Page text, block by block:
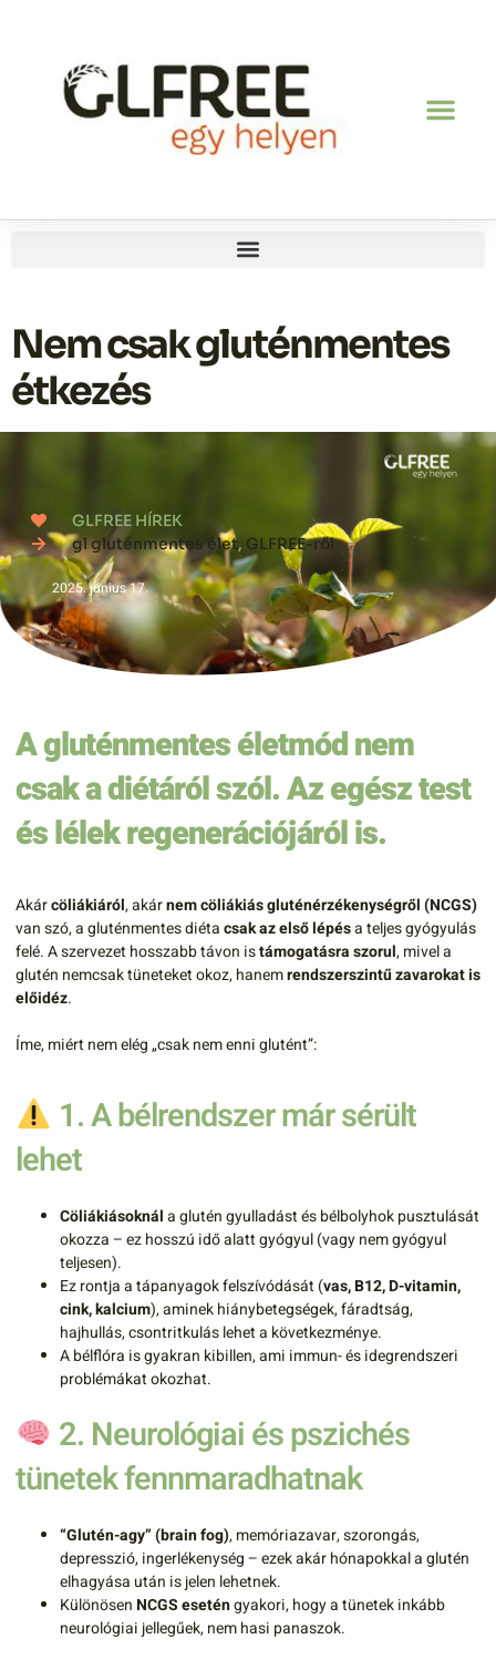
Nem csak gluténmentes
étkezés
GLFREE HÍREK
gl gluténmentes élet, GLFREE-ről
2025. június 17.
A gluténmentes életmód nem
csak a diétáról szól. Az egész test
és lélek regenerációjáról is.
Akárcöliákiáról, akárnem cöliákiás gluténérzékenységről (NCGS)
van szó, a gluténmentes diétacsak az első lépésa teljes gyógyulás
felé. A szervezet hosszabb távon istámogatásra szorul, mivel a
glutén nemcsak tüneteket okoz, hanemrendszerszintű zavarokat is
előidéz.
Íme, miért nem elég „csak nem enni glutént”:
1. A bélrendszer már sérült
lehet
Cöliákiásoknála glutén gyulladást és bélbolyhok pusztulását
okozza – ez hosszú idő alatt gyógyul (vagy nem gyógyul
teljesen).
Ez rontja a tápanyagok felszívódását (vas, B12, D-vitamin,
cink, kalcium), aminek hiánybetegségek, fáradtság,
hajhullás, csontritkulás lehet a következménye.
A bélflóra is gyakran kibillen, ami immun- és idegrendszeri
problémákat okozhat.
2. Neurológiai és pszichés
tünetek fennmaradhatnak
“Glutén-agy” (brain fog), memóriazavar, szorongás,
depresszió, ingerlékenység – ezek akár hónapokkal a glutén
elhagyása után is jelen lehetnek.
KülönösenNCGS eseténgyakori, hogy a tünetek inkább
neurológiai jellegűek, nem hasi panaszok.